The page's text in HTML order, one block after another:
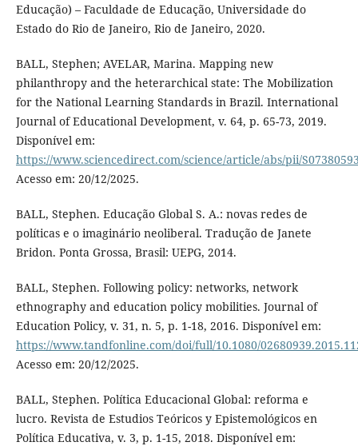
Educação) – Faculdade de Educação, Universidade do
Estado do Rio de Janeiro, Rio de Janeiro, 2020.
BALL, Stephen; AVELAR, Marina. Mapping new
philanthropy and the heterarchical state: The Mobilization
for the National Learning Standards in Brazil. International
Journal of Educational Development, v. 64, p. 65-73, 2019.
Disponível em:
https://www.sciencedirect.com/science/article/abs/pii/
Acesso em: 20/12/2025.
BALL, Stephen. Educação Global S. A.: novas redes de
políticas e o imaginário neoliberal. Tradução de Janete
Bridon. Ponta Grossa, Brasil: UEPG, 2014.
BALL, Stephen. Following policy: networks, network
ethnography and education policy mobilities. Journal of
Education Policy, v. 31, n. 5, p. 1-18, 2016. Disponível em:
https://www.tandfonline.com/doi/full/10.1080/
Acesso em: 20/12/2025.
BALL, Stephen. Política Educacional Global: reforma e
lucro. Revista de Estudios Teóricos y Epistemológicos en
Política Educativa, v. 3, p. 1-15, 2018. Disponível em: